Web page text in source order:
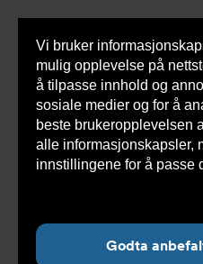
Vi bruker
mulig opplevelse på
å tilpasse innhold og
sosiale medier og for å
beste brukeropplevelsen
alle informasjonskapsler,
innstillingene for å passe
Godta
Du
her:
Armatec > Nyheter >
experts: Adam om hverdagen i